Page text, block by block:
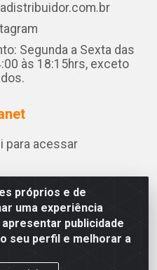
próprios e de
uma experiência
publicidade
seu perfil e melhorar a
Segunda a Sexta das
às 18:15hrs, exceto
para acessar
de Souza Leite, 265 - Ariado,
CEP 57.442-000 - CNPJ
0001-06